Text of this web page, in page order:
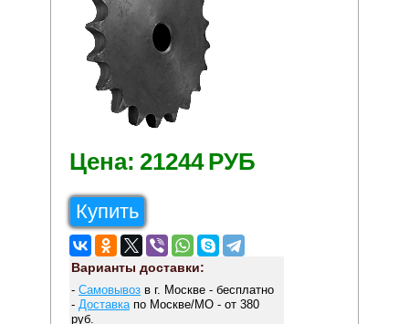
Цена: 21244 РУБ
Купить
Варианты доставки:
- Самовывозв г. Москве - бесплатно
- Доставкапо Москве/МО - от 380
руб.